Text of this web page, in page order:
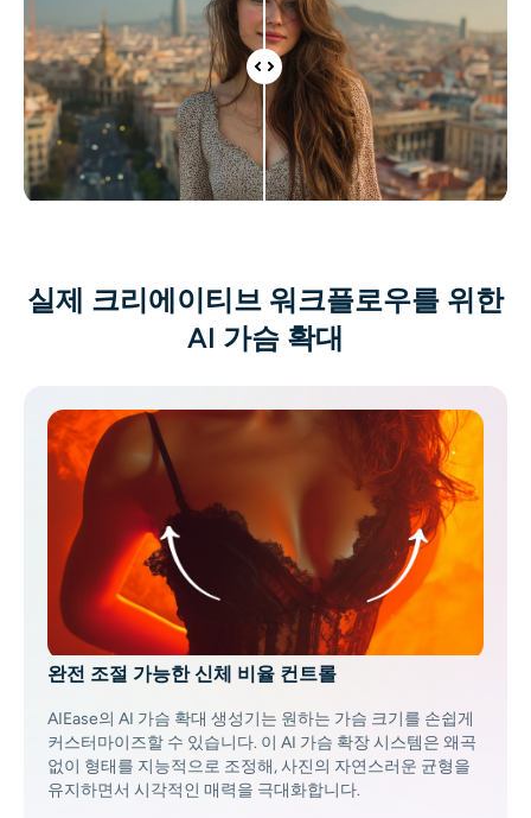
헤어스타일 체인저
옷 교환기
AI 베이비
헤드샷 생성기 프로
여권 사진 메이커
비디오 도구
비디오 효과
비디오 인핸서
영상 워터마크 제거기
실제 크리에이티브 워크플로우를 위한
AI 가슴 확대
완전 조절 가능한 신체 비율 컨트롤
AIEase의 AI 가슴 확대 생성기는 원하는 가슴 크기를 손쉽게
커스터마이즈할 수 있습니다. 이 AI 가슴 확장 시스템은 왜곡
없이 형태를 지능적으로 조정해, 사진의 자연스러운 균형을
유지하면서 시각적인 매력을 극대화합니다.